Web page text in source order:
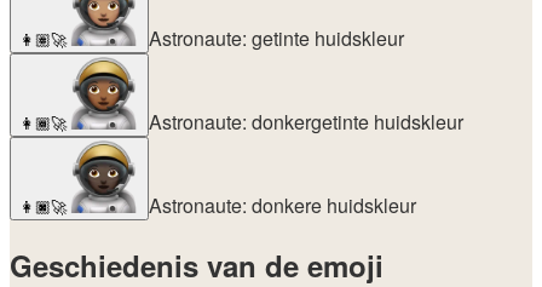
👩🏽‍🚀 Astronaute: getinte huidskleur
👩🏾‍🚀 Astronaute: donkergetinte huidskleur
👩🏿‍🚀 Astronaute: donkere huidskleur
Geschiedenis van de emoji